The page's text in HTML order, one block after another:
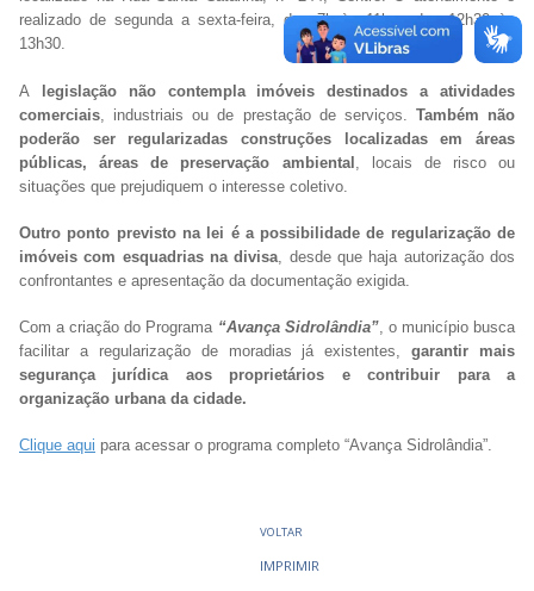
realizado de segunda a sexta-feira, das 7h às 11h e das 12h30 às
13h30.
A legislação não contempla imóveis destinados a atividades
comerciais , industriais ou de prestação de serviços. Também não
poderão ser regularizadas construções localizadas em áreas
públicas, áreas de preservação ambiental , locais de risco ou
situações que prejudiquem o interesse coletivo.
Outro ponto previsto na lei é a possibilidade de regularização de
imóveis com esquadrias na divisa , desde que haja autorização dos
confrontantes e apresentação da documentação exigida.
Com a criação do Programa “Avança Sidrolândia”, o município busca
facilitar a regularização de moradias já existentes,garantir mais
segurança jurídica aos proprietários e contribuir para a
organização urbana da cidade.
Clique aqui para acessar o programa completo “Avança Sidrolândia”.
VOLTAR
IMPRIMIR